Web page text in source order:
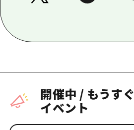
開催中 / もうす
イベント